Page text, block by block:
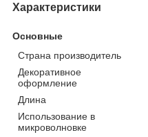
Характеристики
Основные
Страна производитель
Декоративное
оформление
Длина
Использование в
микроволновке